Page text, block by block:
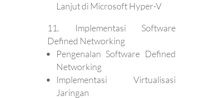
Lanjut di Microsoft Hyper-V
Implementasi Software
Defined Networking
Pengenalan Software Defined
Networking
Implementasi Virtualisasi
Jaringan